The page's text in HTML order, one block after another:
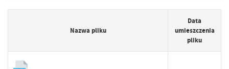
Nazwa pliku
Data
umieszczenia
pliku